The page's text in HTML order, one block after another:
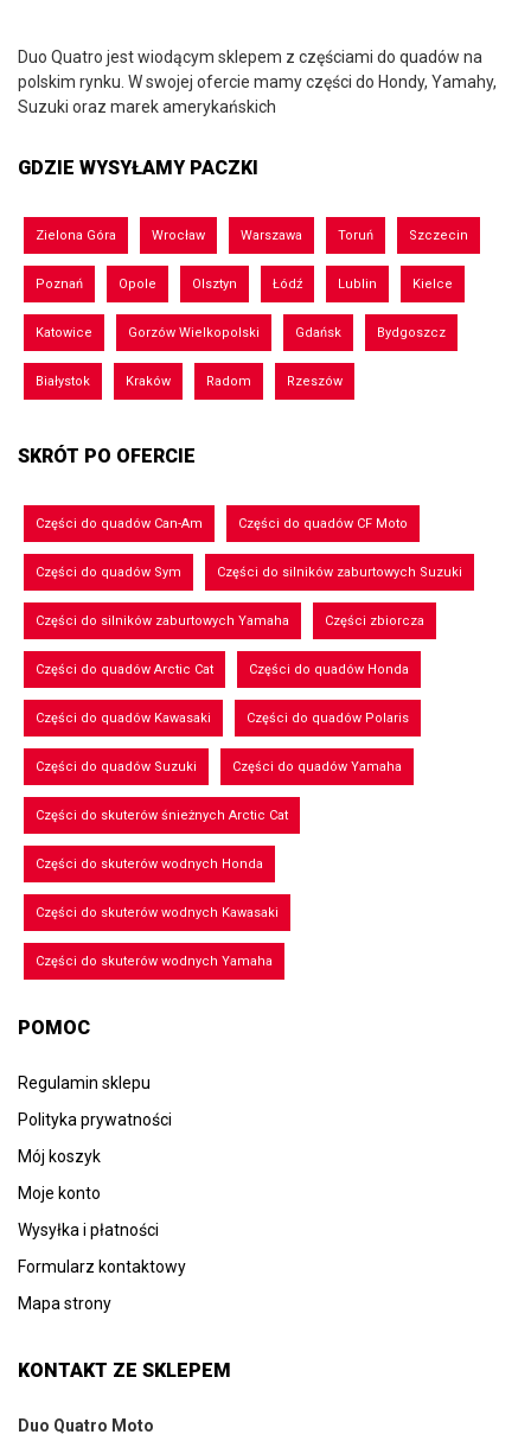
Duo Quatro jest wiodącym sklepem z częściami do quadów na
polskim rynku. W swojej ofercie mamy części do Hondy, Yamahy,
Suzuki oraz marek amerykańskich
GDZIE WYSYŁAMY PACZKI
Zielona Góra Wrocław Warszawa Toruń Szczecin
Poznań Opole Olsztyn Łódź Lublin Kielce
Katowice Gorzów Wielkopolski Gdańsk Bydgoszcz
Białystok Kraków Radom Rzeszów
SKRÓT PO OFERCIE
Części do quadów Can-Am Części do quadów CF Moto
Części do quadów Sym Części do silników zaburtowych Suzuki
Części do silników zaburtowych Yamaha Części zbiorcza
Części do quadów Arctic Cat Części do quadów Honda
Części do quadów Kawasaki Części do quadów Polaris
Części do quadów Suzuki Części do quadów Yamaha
Części do skuterów śnieżnych Arctic Cat
Części do skuterów wodnych Honda
Części do skuterów wodnych Kawasaki
Części do skuterów wodnych Yamaha
POMOC
Regulamin sklepu
Polityka prywatności
Mój koszyk
Moje konto
Wysyłka i płatności
Formularz kontaktowy
Mapa strony
KONTAKT ZE SKLEPEM
Duo Quatro Moto